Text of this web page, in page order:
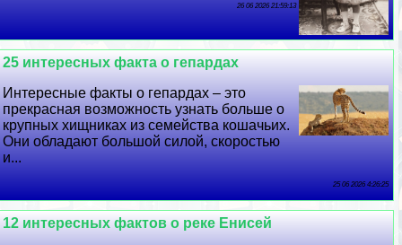
26 06 2026 21:59:13
25 интересных факта о гепардах
Интересные факты о гепардах – это
прекрасная возможность узнать больше о
крупных хищниках из семейства кошачьих.
Они обладают большой силой, скоростью
и...
25 06 2026 4:26:25
12 интересных фактов о реке Енисей